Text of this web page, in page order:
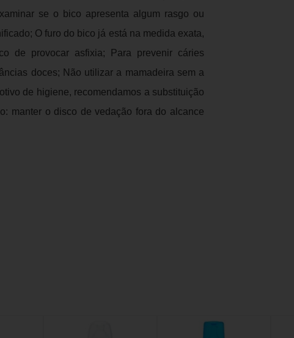
se o bico apresenta algum rasgo ou
O furo do bico já está na medida exata,
de provocar asfixia; Para prevenir cáries
doces; Não utilizar a mamadeira sem a
de higiene, recomendamos a substituição
manter o disco de vedação fora do alcance